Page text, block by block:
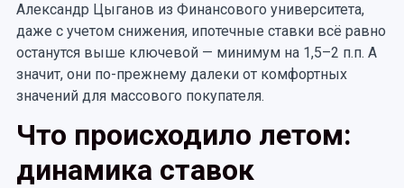
Александр Цыганов из Финансового университета,
даже с учетом снижения, ипотечные ставки всё равно
останутся выше ключевой — минимум на 1,5–2 п.п. А
значит, они по-прежнему далеки от комфортных
значений для массового покупателя.
Что происходило летом:
динамика ставок